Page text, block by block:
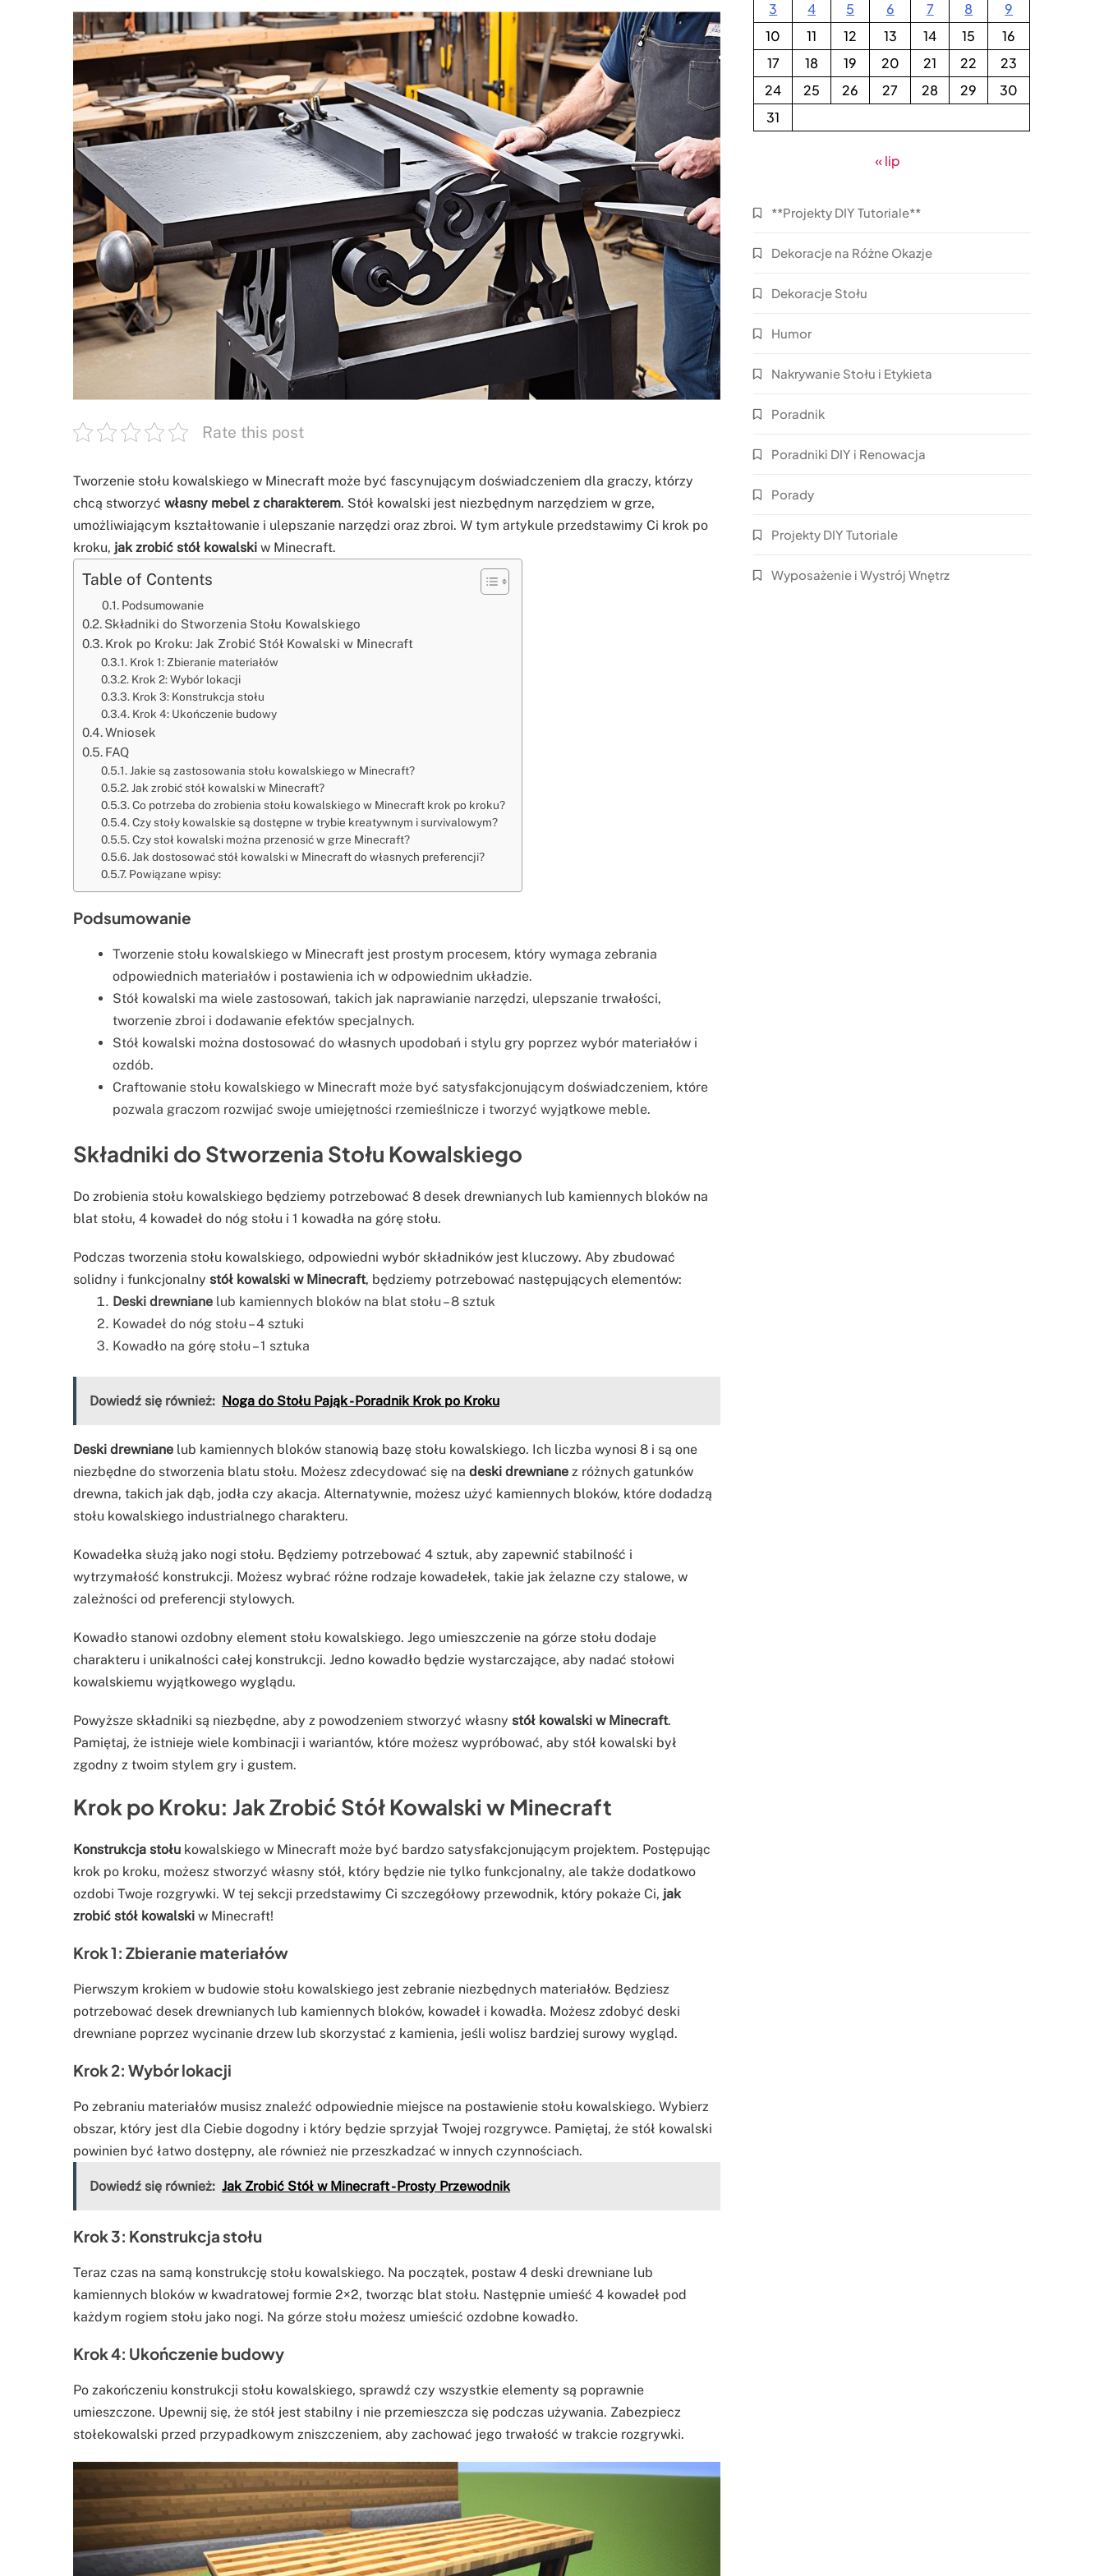
Rate this post
Tworzenie stołu kowalskiego w Minecraft może być fascynującym doświadczeniem dla graczy, którzy
chcą stworzyć własny mebel z charakterem. Stół kowalski jest niezbędnym narzędziem w grze,
umożliwiającym kształtowanie i ulepszanie narzędzi oraz zbroi. W tym artykule przedstawimy Ci krok po
kroku, jak zrobić stół kowalski w Minecraft.
Table of Contents
Podsumowanie
Składniki do Stworzenia Stołu Kowalskiego
Krok po Kroku: Jak Zrobić Stół Kowalski w Minecraft
Krok 1: Zbieranie materiałów
Krok 2: Wybór lokacji
Krok 3: Konstrukcja stołu
Krok 4: Ukończenie budowy
Wniosek
FAQ
Jakie są zastosowania stołu kowalskiego w Minecraft?
Jak zrobić stół kowalski w Minecraft?
Co potrzeba do zrobienia stołu kowalskiego w Minecraft krok po kroku?
Czy stoły kowalskie są dostępne w trybie kreatywnym i survivalowym?
Czy stoł kowalski można przenosić w grze Minecraft?
Jak dostosować stół kowalski w Minecraft do własnych preferencji?
Powiązane wpisy:
Podsumowanie
Tworzenie stołu kowalskiego w Minecraft jest prostym procesem, który wymaga zebrania
odpowiednich materiałów i postawienia ich w odpowiednim układzie.
Stół kowalski ma wiele zastosowań, takich jak naprawianie narzędzi, ulepszanie trwałości,
tworzenie zbroi i dodawanie efektów specjalnych.
Stół kowalski można dostosować do własnych upodobań i stylu gry poprzez wybór materiałów i
ozdób.
Craftowanie stołu kowalskiego w Minecraft może być satysfakcjonującym doświadczeniem, które
pozwala graczom rozwijać swoje umiejętności rzemieślnicze i tworzyć wyjątkowe meble.
Składniki do Stworzenia Stołu Kowalskiego
Do zrobienia stołu kowalskiego będziemy potrzebować 8 desek drewnianych lub kamiennych bloków na
blat stołu, 4 kowadeł do nóg stołu i 1 kowadła na górę stołu.
Podczas tworzenia stołu kowalskiego, odpowiedni wybór składników jest kluczowy. Aby zbudować
solidny i funkcjonalny stół kowalski w Minecraft, będziemy potrzebować następujących elementów:
Deski drewniane lub kamiennych bloków na blat stołu – 8 sztuk
Kowadeł do nóg stołu – 4 sztuki
Kowadło na górę stołu – 1 sztuka
Dowiedź się również: Noga do Stołu Pająk - Poradnik Krok po Kroku
Deski drewniane lub kamiennych bloków stanowią bazę stołu kowalskiego. Ich liczba wynosi 8 i są one
niezbędne do stworzenia blatu stołu. Możesz zdecydować się na deski drewniane z różnych gatunków
drewna, takich jak dąb, jodła czy akacja. Alternatywnie, możesz użyć kamiennych bloków, które dodadzą
stołu kowalskiego industrialnego charakteru.
Kowadełka służą jako nogi stołu. Będziemy potrzebować 4 sztuk, aby zapewnić stabilność i
wytrzymałość konstrukcji. Możesz wybrać różne rodzaje kowadełek, takie jak żelazne czy stalowe, w
zależności od preferencji stylowych.
Kowadło stanowi ozdobny element stołu kowalskiego. Jego umieszczenie na górze stołu dodaje
charakteru i unikalności całej konstrukcji. Jedno kowadło będzie wystarczające, aby nadać stołowi
kowalskiemu wyjątkowego wyglądu.
Powyższe składniki są niezbędne, aby z powodzeniem stworzyć własny stół kowalski w Minecraft.
Pamiętaj, że istnieje wiele kombinacji i wariantów, które możesz wypróbować, aby stół kowalski był
zgodny z twoim stylem gry i gustem.
Krok po Kroku: Jak Zrobić Stół Kowalski w Minecraft
Konstrukcja stołu kowalskiego w Minecraft może być bardzo satysfakcjonującym projektem. Postępując
krok po kroku, możesz stworzyć własny stół, który będzie nie tylko funkcjonalny, ale także dodatkowo
ozdobi Twoje rozgrywki. W tej sekcji przedstawimy Ci szczegółowy przewodnik, który pokaże Ci, jak
zrobić stół kowalski w Minecraft!
Krok 1: Zbieranie materiałów
Pierwszym krokiem w budowie stołu kowalskiego jest zebranie niezbędnych materiałów. Będziesz
potrzebować desek drewnianych lub kamiennych bloków, kowadeł i kowadła. Możesz zdobyć deski
drewniane poprzez wycinanie drzew lub skorzystać z kamienia, jeśli wolisz bardziej surowy wygląd.
Krok 2: Wybór lokacji
Po zebraniu materiałów musisz znaleźć odpowiednie miejsce na postawienie stołu kowalskiego. Wybierz
obszar, który jest dla Ciebie dogodny i który będzie sprzyjał Twojej rozgrywce. Pamiętaj, że stół kowalski
powinien być łatwo dostępny, ale również nie przeszkadzać w innych czynnościach.
Dowiedź się również: Jak Zrobić Stół w Minecraft - Prosty Przewodnik
Krok 3: Konstrukcja stołu
Teraz czas na samą konstrukcję stołu kowalskiego. Na początek, postaw 4 deski drewniane lub
kamiennych bloków w kwadratowej formie 2×2, tworząc blat stołu. Następnie umieść 4 kowadeł pod
każdym rogiem stołu jako nogi. Na górze stołu możesz umieścić ozdobne kowadło.
Krok 4: Ukończenie budowy
Po zakończeniu konstrukcji stołu kowalskiego, sprawdź czy wszystkie elementy są poprawnie
umieszczone. Upewnij się, że stół jest stabilny i nie przemieszcza się podczas używania. Zabezpiecz
stołekowalski przed przypadkowym zniszczeniem, aby zachować jego trwałość w trakcie rozgrywki.
3
4 5 6 7 8
9
10
11 12 13 14 15
16
17
18 19 20 21 22
23
24
25 26 27 28 29
30
31
« lip
**Projekty DIY Tutoriale**
Dekoracje na Różne Okazje
Dekoracje Stołu
Humor
Nakrywanie Stołu i Etykieta
Poradnik
Poradniki DIY i Renowacja
Porady
Projekty DIY Tutoriale
Wyposażenie i Wystrój Wnętrz